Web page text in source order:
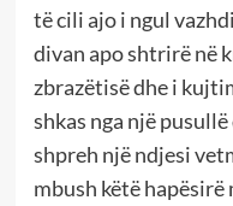
të cili ajo i ngul
divan apo shtrirë në
zbrazëtisë dhe i
shkas nga një
shpreh një ndjesi
mbush këtë